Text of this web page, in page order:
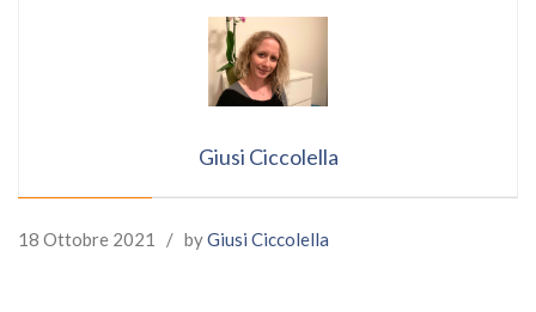
Giusi Ciccolella
18 Ottobre 2021 / byGiusi Ciccolella